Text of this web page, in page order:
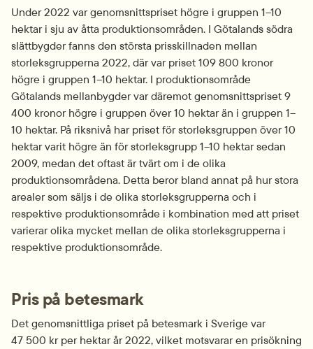
Under 2022 var genomsnittspriset högre i gruppen 1–10
hektar i sju av åtta produktionsområden. I Götalands södra
slättbygder fanns den största prisskillnaden mellan
storleksgrupperna 2022, där var priset 109 800 kronor
högre i gruppen 1–10 hektar. I produktionsområde
Götalands mellanbygder var däremot genomsnittspriset 9
400 kronor högre i gruppen över 10 hektar än i gruppen 1–
10 hektar. På riksnivå har priset för storleksgruppen över 10
hektar varit högre än för storleksgrupp 1–10 hektar sedan
2009, medan det oftast är tvärt om i de olika
produktionsområdena. Detta beror bland annat på hur stora
arealer som säljs i de olika storleksgrupperna och i
respektive produktionsområde i kombination med att priset
varierar olika mycket mellan de olika storleksgrupperna i
respektive produktionsområde.
Pris på betesmark
Det genomsnittliga priset på betesmark i Sverige var
47 500 kr per hektar år 2022, vilket motsvarar en prisökning